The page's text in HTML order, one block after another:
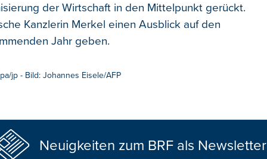
der Wirtschaft in den Mittelpunkt gerückt.
Kanzlerin Merkel einen Ausblick auf den
Jahr geben.
jp - Bild: Johannes Eisele/AFP
Neuigkeiten zum BRF als Newsletter